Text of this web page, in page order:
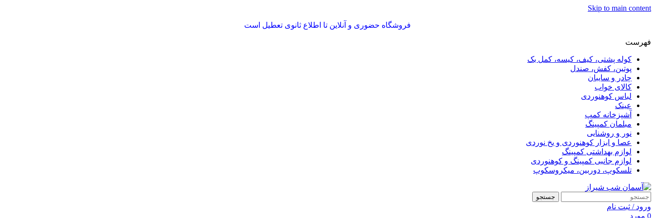
Skip to main content
فروشگاه حضوری و آنلاین تا اطلاع ثانوی تعطیل است
فهرست
کوله پشتی، کیف، کیسه، کمل بک
پوتین، کفش، صندل
چادر و سایبان
کالای خواب
لباس کوهنوردی
عینک
آشپزخانه کمپ
مبلمان کمپینگ
نور و روشنایی
عصا و ابزار کوهنوردی و یخ نوردی
لوازم بهداشتی کمپینگ
لوازم جانبی کمپینگ و کوهنوردی
تلسکوپ، دوربین، میکروسکوپ
جستجو
ورود / ثبت نام
0 مورد